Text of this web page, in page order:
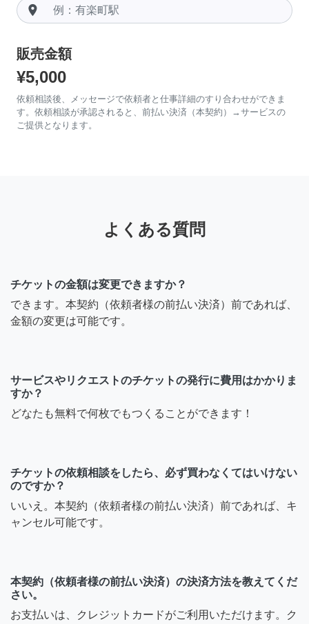
room
販売金額
¥5,000
依頼相談後、メッセージで依頼者と仕事詳細のすり合わせができま
す。依頼相談が承認されると、前払い決済（本契約）→サービスの
ご提供となります。
よくある質問
チケットの金額は変更できますか？
できます。本契約（依頼者様の前払い決済）前であれば、
金額の変更は可能です。
サービスやリクエストのチケットの発行に費用はかかりま
すか？
どなたも無料で何枚でもつくることができます！
チケットの依頼相談をしたら、必ず買わなくてはいけない
のですか？
いいえ。本契約（依頼者様の前払い決済）前であれば、キ
ャンセル可能です。
本契約（依頼者様の前払い決済）の決済方法を教えてくだ
さい。
お支払いは、クレジットカードがご利用いただけます。ク